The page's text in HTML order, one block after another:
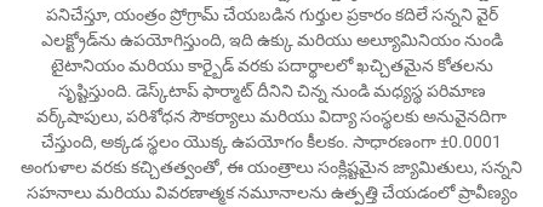
పనిచేస్తూ, యంత్రం ప్రోగ్రామ్ చేయబడిన గుర్తుల ప్రకారం కదిలే సన్నని వైర్
ఎలక్ట్రోడ్‌ను ఉపయోగిస్తుంది, ఇది ఉక్కు మరియు అల్యూమినియం నుండి
టైటానియం మరియు కార్బైడ్ వరకు పదార్థాలలో ఖచ్చితమైన కోతలను
సృష్టిస్తుంది. డెస్క్‌టాప్ ఫార్మాట్ దీనిని చిన్న నుండి మధ్యస్థ పరిమాణ
వర్క్‌షాపులు, పరిశోధన సౌకర్యాలు మరియు విద్యా సంస్థలకు అనువైనదిగా
చేస్తుంది, అక్కడ స్థలం యొక్క ఉపయోగం కీలకం. సాధారణంగా ±0.0001
అంగుళాల వరకు కచ్చితత్వంతో, ఈ యంత్రాలు సంక్లిష్టమైన జ్యామితులు, సన్నని
సహనాలు మరియు వివరణాత్మక నమూనాలను ఉత్పత్తి చేయడంలో ప్రావీణ్యం